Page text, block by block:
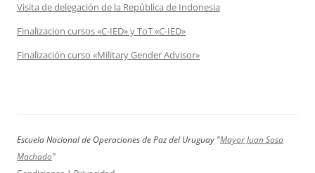
Visita de delegación de la República de Indonesia
Finalizacion cursos «C-IED» y ToT «C-IED»
Finalización curso «Military Gender Advisor»
Escuela Nacional de Operaciones de Paz del Uruguay "Mayor Juan Sosa
Machado"